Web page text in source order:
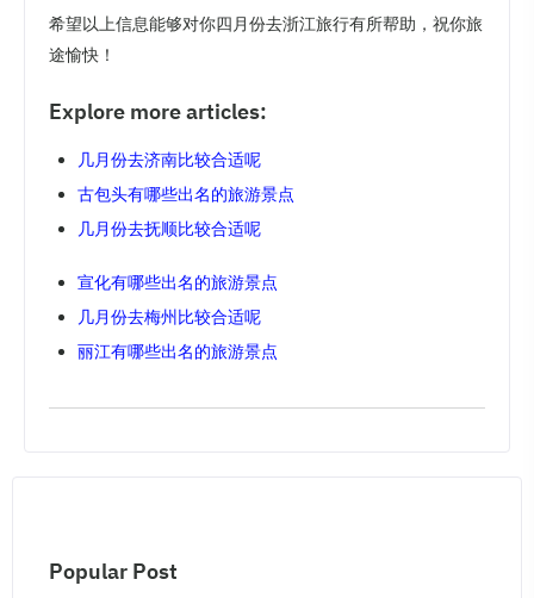
希望以上信息能够对你四月份去浙江旅行有所帮助，祝你旅
途愉快！
Explore more articles:
几月份去济南比较合适呢
古包头有哪些出名的旅游景点
几月份去抚顺比较合适呢
宣化有哪些出名的旅游景点
几月份去梅州比较合适呢
丽江有哪些出名的旅游景点
Popular Post